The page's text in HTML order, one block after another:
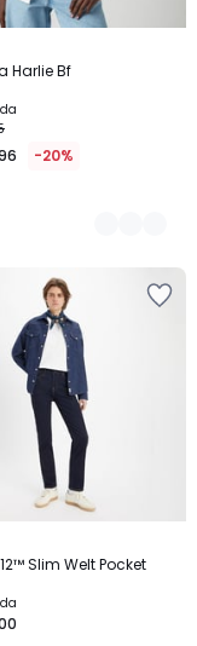
Harlie Bf
-20%
Slim Welt Pocket